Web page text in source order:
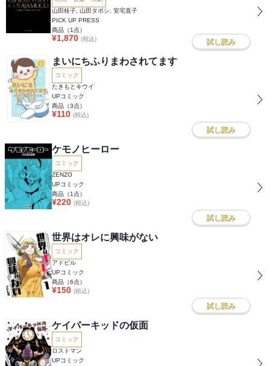
山田桂子, 山田タポシ, 安宅直子
PICK UP PRESS
商品（1 点）
¥1,870 (税込) 試し読み
まいにちふりまわされてます
コミック
たきもとキウイ
UPコミック
商品（3点）
¥110 (税込)
試し読み
ケモノヒーロー
コミック
ZENZO
UPコミック
商品（1 点）
¥220 (税込)
試し読み
世界はオレに興味がない
コミック
アドビル
UPコミック
商品（6点）
¥150 (税込)
試し読み
ケイパーキッドの仮面
コミック
ロストマン
UPコミック